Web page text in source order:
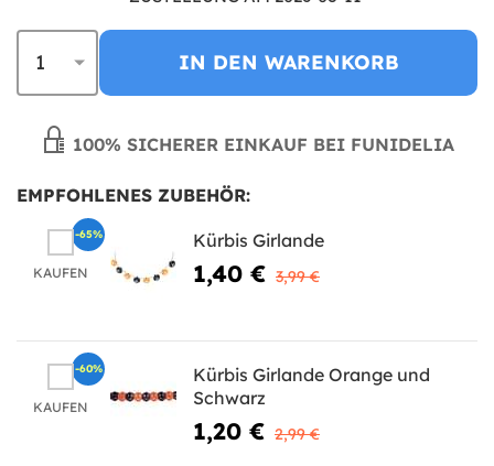
IN DEN WARENKORB
100% SICHERER EINKAUF BEI FUNIDELIA
EMPFOHLENES ZUBEHÖR:
KAUFEN
Kürbis Girlande
1,40 € 3,99 €
-65%
KAUFEN
Kürbis Girlande Orange und
Schwarz
1,20 € 2,99 €
-60%